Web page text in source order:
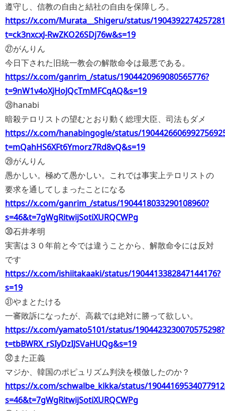
遵守し、信教の自由と結社の自由を保障しろ。
https://x.com/Murata__Shigeru/status/
t=ck3nxcxJ-RwZKO26SDj76w&s=19
㉗がんりん
今日下された旧統一教会の解散命令は最悪である。
https://x.com/ganrim_/status/1904420969080565776?
t=9nW1v4oXjHoJQcTmMFCqAQ&s=19
㉘hanabi
暗殺テロリストの望むとおり動く総理大臣、司法もダメ
https://x.com/hanabingogle/status/
t=mQahHS6XFt6Ymorz7Rd8vQ&s=19
㉙がんりん
愚かしい。極めて愚かしい。これでは事実上テロリストの
要求を通してしまったことになる
https://x.com/ganrim_/status/1904418033290108960?
s=46&t=7gWgRitwijSotiXURQCWPg
㉚石井孝明
実害は３０年前と今では違うことから、解散命令には反対
です
https://x.com/ishiitakaaki/status/1904413382847144176?
s=19
㉛やまとたける
一審敗訴になったが、高裁では絶対に勝って欲しい。
https://x.com/yamato5101/status/1904423230070575298?
t=tbBWRX_rSIyDzIJSVaHUQg&s=19
㉜また正義
マジか、韓国のポピュリズム判決を模倣したのか？
https://x.com/schwalbe_kikka/status/
s=46&t=7gWgRitwijSotiXURQCWPg